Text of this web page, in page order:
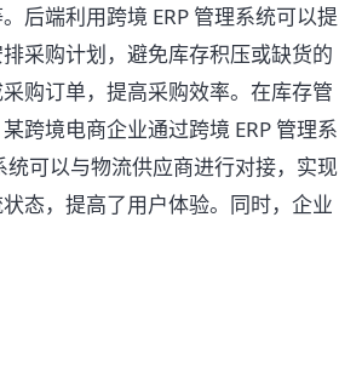
后端利用跨境 ERP 管理系统可以提
采购计划，避免库存积压或缺货的
购订单，提高采购效率。在库存管
跨境电商企业通过跨境 ERP 管理系
可以与物流供应商进行对接，实现
态，提高了用户体验。同时，企业